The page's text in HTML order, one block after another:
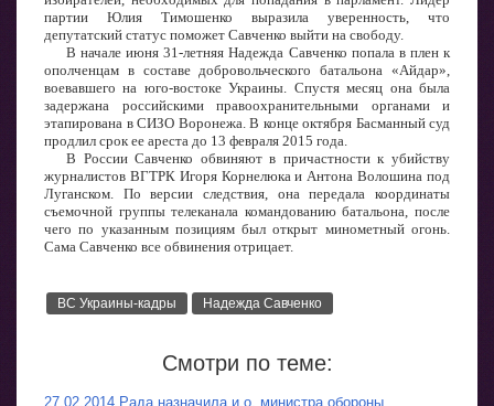
партии Юлия Тимошенко выразила уверенность, что
депутатский статус поможет Савченко выйти на свободу.
В начале июня 31-летняя Надежда Савченко попала в плен к
ополченцам в составе добровольческого батальона «Айдар»,
воевавшего на юго-востоке Украины. Спустя месяц она была
задержана российскими правоохранительными органами и
этапирована в СИЗО Воронежа. В конце октября Басманный суд
продлил срок ее ареста до 13 февраля 2015 года.
В России Савченко обвиняют в причастности к убийству
журналистов ВГТРК Игоря Корнелюка и Антона Волошина под
Луганском. По версии следствия, она передала координаты
съемочной группы телеканала командованию батальона, после
чего по указанным позициям был открыт минометный огонь.
Сама Савченко все обвинения отрицает.
ВС Украины-кадры Надежда Савченко
Смотри по теме:
27.02.2014 Рада назначила и.о. министра обороны